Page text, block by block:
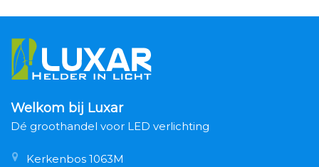
Welkom bij Luxar
Dé groothandel voor LED verlichting
Kerkenbos 1063M